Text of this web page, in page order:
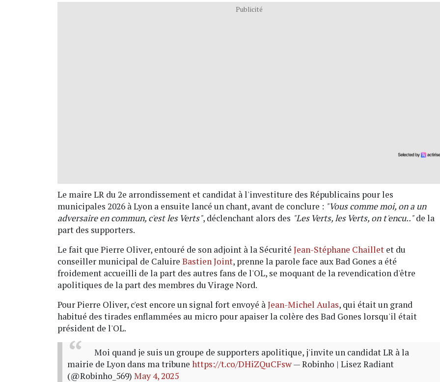
Publicité
Le maire LR du 2e arrondissement et candidat à l'investiture des Républicains pour les
municipales 2026 à Lyon a ensuite lancé un chant, avant de conclure : "Vous comme moi, on a un
adversaire en commun, c'est les Verts", déclenchant alors des "Les Verts, les Verts, on t'encu.."de la
part des supporters.
Le fait que Pierre Oliver, entouré de son adjoint à la Sécurité Jean-Stéphane Chaillet et du
conseiller municipal de Caluire Bastien Joint, prenne la parole face aux Bad Gones a été
froidement accueilli de la part des autres fans de l'OL, se moquant de la revendication d'être
apolitiques de la part des membres du Virage Nord.
Pour Pierre Oliver, c'est encore un signal fort envoyé àJean-Michel Aulas, qui était un grand
habitué des tirades enflammées au micro pour apaiser la colère des Bad Gones lorsqu'il était
président de l'OL.
Moi quand je suis un groupe de supporters apolitique, j'invite un candidat LR à la
mairie de Lyon dans ma tribune https://t.co/DHiZQuCFsw— Robinho | Lisez Radiant
(@Robinho_569) May 4, 2025